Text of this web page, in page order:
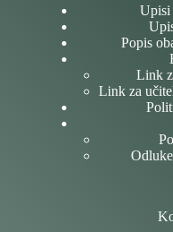
Upisi
Popis
Link
Link za